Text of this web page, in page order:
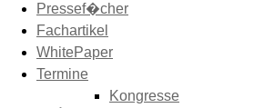
Pressef�cher
Fachartikel
WhitePaper
Termine
Kongresse